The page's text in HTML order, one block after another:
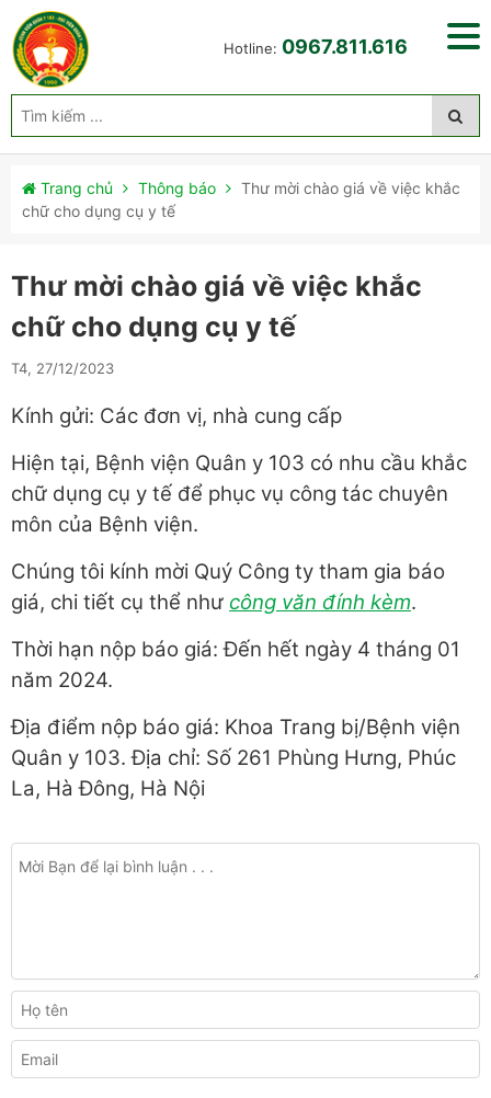
Hotline: 0967.811.616
Trang chủ Thông báo
Thư mời chào giá về việc khắc
chữ cho dụng cụ y tế
Thư mời chào giá về việc khắc
chữ cho dụng cụ y tế
T4, 27/12/2023
Kính gửi: Các đơn vị, nhà cung cấp
Hiện tại, Bệnh viện Quân y 103 có nhu cầu khắc
chữ dụng cụ y tế để phục vụ công tác chuyên
môn của Bệnh viện.
Chúng tôi kính mời Quý Công ty tham gia báo
giá, chi tiết cụ thể như công văn đính kèm.
Thời hạn nộp báo giá: Đến hết ngày 4 tháng 01
năm 2024.
Địa điểm nộp báo giá: Khoa Trang bị/Bệnh viện
Quân y 103. Địa chỉ: Số 261 Phùng Hưng, Phúc
La, Hà Đông, Hà Nội